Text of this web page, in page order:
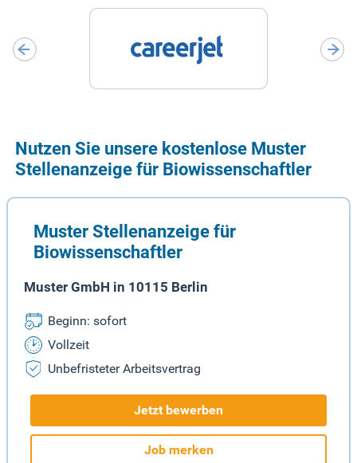
Nutzen Sie unsere kostenlose Muster
Stellenanzeige für Biowissenschaftler
Muster Stellenanzeige für
Biowissenschaftler
Muster GmbH in 10115 Berlin
Beginn: sofort
Vollzeit
Unbefristeter Arbeitsvertrag
Jetzt bewerben
Job merken